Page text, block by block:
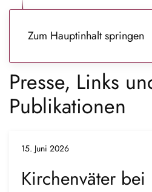
Zum Hauptinhalt springen
Presse, Links
Publikationen
15. Juni 2026
Kirchenväter